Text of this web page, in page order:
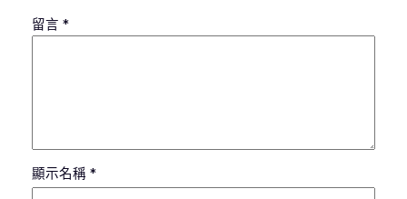
留言 *
顯示名稱 *